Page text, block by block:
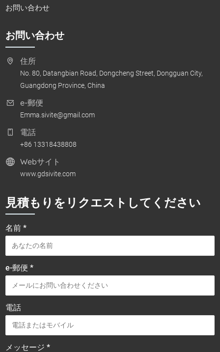
お問い合わせ
お問い合わせ
住所
No. 80, Datangbian Road, Dongcheng Street, Dongguan City,
Guangdong Province, China
e-郵便
Emma.sivite@gmail.com
電話
+86 13318438808
Webサイト
www.gdsivite.com
見積もりをリクエストしてください
名前 *
e-郵便 *
電話
メッセージ *